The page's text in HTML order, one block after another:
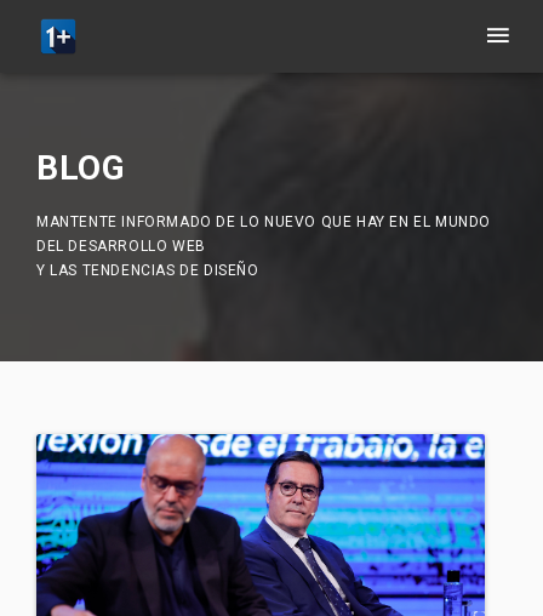
BLOG
MANTENTE INFORMADO DE LO NUEVO QUE HAY EN EL MUNDO
DEL DESARROLLO WEB
Y LAS TENDENCIAS DE DISEÑO